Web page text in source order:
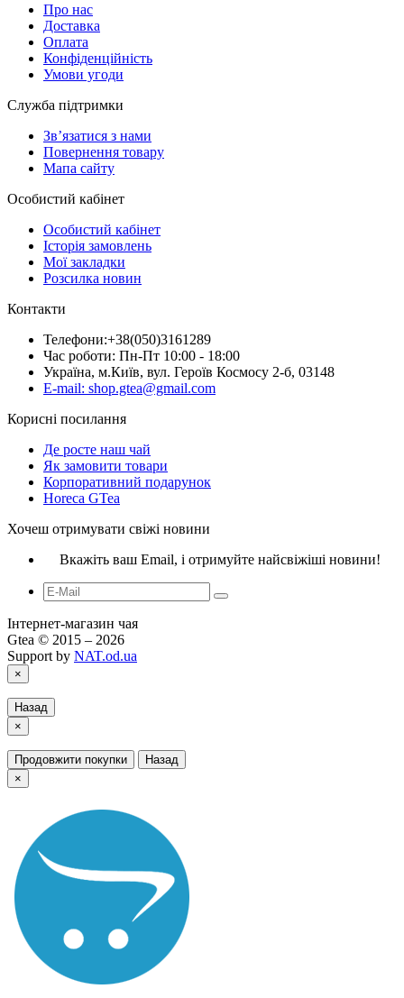
Про нас
Доставка
Оплата
Конфіденційність
Умови угоди
Служба підтримки
Зв’язатися з нами
Повернення товару
Мапа сайту
Особистий кабінет
Особистий кабінет
Історія замовлень
Мої закладки
Розсилка новин
Контакти
Телефони:+38(050)3161289
Час роботи: Пн-Пт 10:00 - 18:00
Україна, м.Київ, вул. Героїв Космосу 2-б, 03148
E-mail: shop.gtea@gmail.com
Корисні посилання
Де росте наш чай
Як замовити товари
Корпоративний подарунок
Horeca GTea
Хочеш отримувати свіжі новини
Вкажіть ваш Email, і отримуйте найсвіжіші новини!
Інтернет-магазин чая
Gtea © 2015 – 2026
Support by NAT.od.ua
×
Назад
×
Продовжити покупки
Назад
×